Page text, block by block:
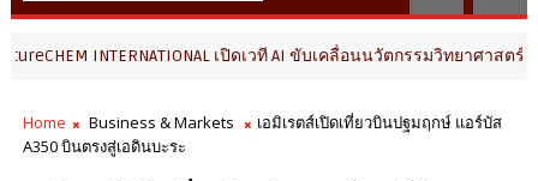
INTERNATIONAL เปิดเวที AI ขับเคลื่อนนวัตกรรมวิทยาศาสตร์และสุข
Home Business & Markets
เอมิเรตส์เปิดเที่ยวบินปฐมฤกษ์ แอร์บัส
A350 บินตรงสู่เอดินบะระ